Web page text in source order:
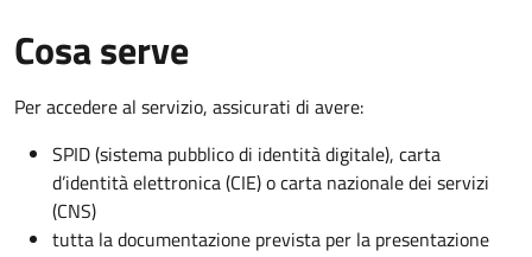
Cosa serve
Per accedere al servizio, assicurati di avere:
SPID (sistema pubblico di identità digitale), carta
d’identità elettronica (CIE) o carta nazionale dei servizi
(CNS)
tutta la documentazione prevista per la presentazione